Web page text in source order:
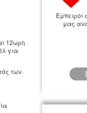
12ωρη
για
των
Έμπειροι
μας